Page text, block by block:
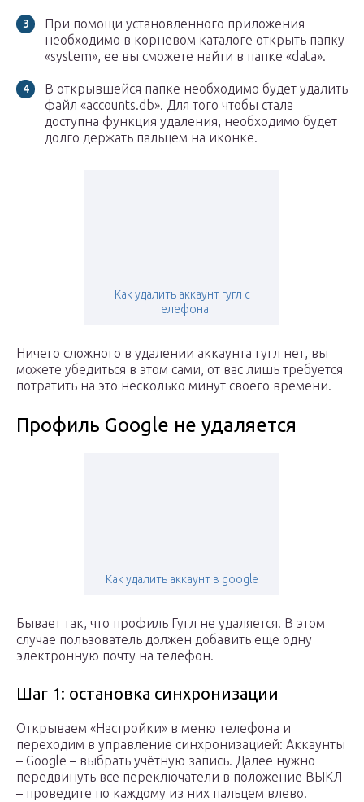
При помощи установленного приложения
необходимо в корневом каталоге открыть папку
«system», ее вы сможете найти в папке «data».
В открывшейся папке необходимо будет удалить
файл «accounts.db». Для того чтобы стала
доступна функция удаления, необходимо будет
долго держать пальцем на иконке.
Как удалить аккаунт гугл с
телефона
Ничего сложного в удалении аккаунта гугл нет, вы
можете убедиться в этом сами, от вас лишь требуется
потратить на это несколько минут своего времени.
Профиль Google не удаляется
Как удалить аккаунт в google
Бывает так, что профиль Гугл не удаляется. В этом
случае пользователь должен добавить еще одну
электронную почту на телефон.
Шаг 1: остановка синхронизации
Открываем «Настройки» в меню телефона и
переходим в управление синхронизацией: Аккаунты
– Google – выбрать учётную запись. Далее нужно
передвинуть все переключатели в положение ВЫКЛ
– проведите по каждому из них пальцем влево.